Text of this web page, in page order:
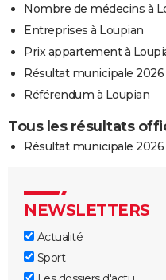
Nombre de médecins à
Entreprises à Loupian
Prix appartement à
Résultat municipale 2026
Référendum à Loupian
Tous les résultats
Résultat municipale 2026
NEWSLETTERS
Actualité
Sport